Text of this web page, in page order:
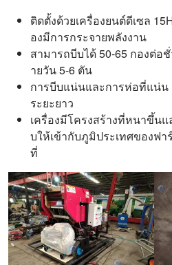
ติดตั้งด้วยเครื่องยนต์ดีเซล
องมีการกระจายพลังงาน
สามารถบีบได้ 50-65 กองต่อ
ายวัน 5-6 ตัน
การบีบแน่นและการห่อที่แน่น
ระยะยาว
เครื่องมีโครงสร้างที่หนาขึ้น
บให้เข้ากับภูมิประเทศของฟ
ที่